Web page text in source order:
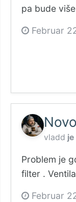
pa bude
Februar
vladd
Problem je
filter .
Februar